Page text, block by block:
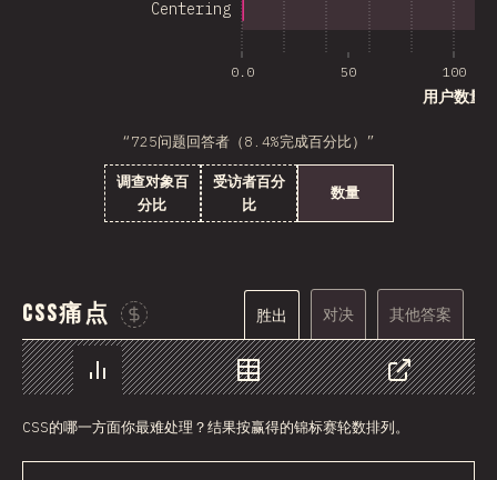
0.0 50 100
用户数量
Centering
“725问题回答者（8.4%完成百分比）”
调查对象百
分比
受访者百分
比
数量
CSS痛点
Sponsor This Chart
胜出 对决 其他答案
数据
分享
CSS的哪一方面你最难处理？结果按赢得的锦标赛轮数排列。